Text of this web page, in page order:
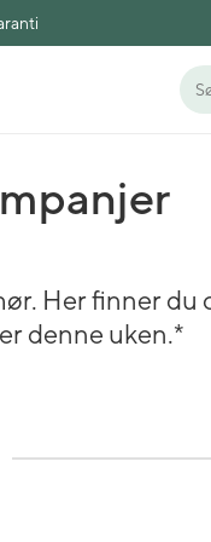
Her finner du
denne uken.*